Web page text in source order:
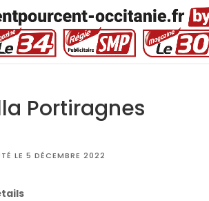
Portiragnes
LE 5 DÉCEMBRE 2022